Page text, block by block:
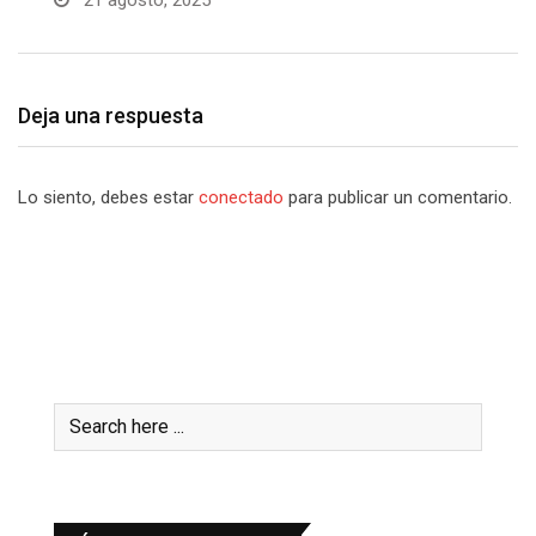
Deja una respuesta
Lo siento, debes estar conectado para publicar un comentario.